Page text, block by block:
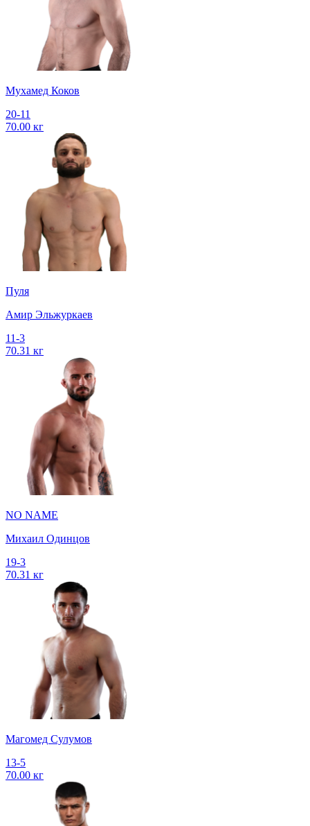
Мухамед Коков
20-11
70.00 кг
Пуля
Амир Эльжуркаев
11-3
70.31 кг
NO NAME
Михаил Одинцов
19-3
70.31 кг
Магомед Сулумов
13-5
70.00 кг